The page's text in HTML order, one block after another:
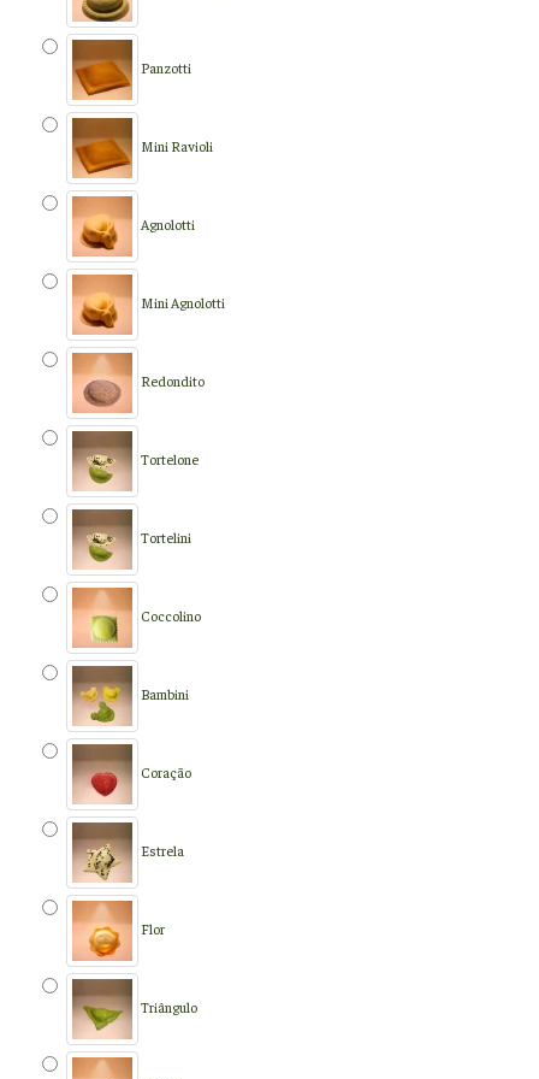
Panzotti
Mini Ravioli
Agnolotti
Mini Agnolotti
Redondito
Tortelone
Tortelini
Coccolino
Bambini
Coração
Estrela
Flor
Triângulo